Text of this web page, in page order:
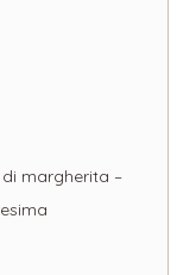
margherita –